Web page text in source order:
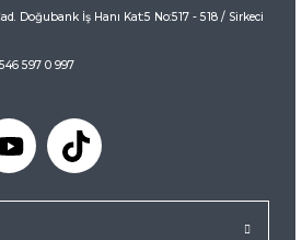
Doğubank İş Hanı Kat:5 No:517 - 518 / Sirkeci
597 0 997